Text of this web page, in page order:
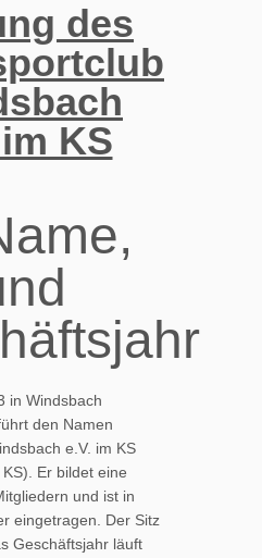
des
KS
in Windsbach
den Namen
e.V. im KS
Er bildet eine
und ist in
eingetragen. Der Sitz
Geschäftsjahr läuft